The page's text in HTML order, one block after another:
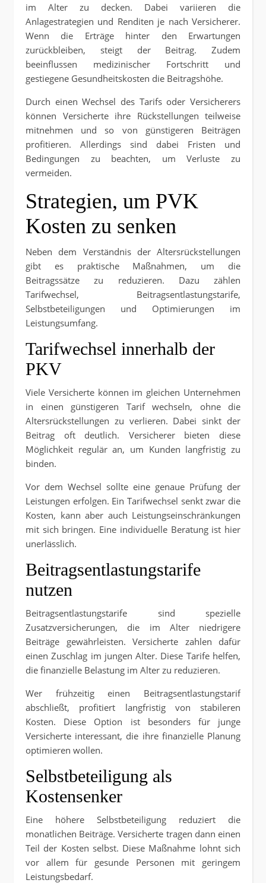
im Alter zu decken. Dabei variieren die
Anlagestrategien und Renditen je nach Versicherer.
Wenn die Erträge hinter den Erwartungen
zurückbleiben, steigt der Beitrag. Zudem
beeinflussen medizinischer Fortschritt und
gestiegene Gesundheitskosten die Beitragshöhe.
Durch einen Wechsel des Tarifs oder Versicherers
können Versicherte ihre Rückstellungen teilweise
mitnehmen und so von günstigeren Beiträgen
profitieren. Allerdings sind dabei Fristen und
Bedingungen zu beachten, um Verluste zu
vermeiden.
Strategien, um PVK
Kosten zu senken
Neben dem Verständnis der Altersrückstellungen
gibt es praktische Maßnahmen, um die
Beitragssätze zu reduzieren. Dazu zählen
Tarifwechsel, Beitragsentlastungstarife,
Selbstbeteiligungen und Optimierungen im
Leistungsumfang.
Tarifwechsel innerhalb der
PKV
Viele Versicherte können im gleichen Unternehmen
in einen günstigeren Tarif wechseln, ohne die
Altersrückstellungen zu verlieren. Dabei sinkt der
Beitrag oft deutlich. Versicherer bieten diese
Möglichkeit regulär an, um Kunden langfristig zu
binden.
Vor dem Wechsel sollte eine genaue Prüfung der
Leistungen erfolgen. Ein Tarifwechsel senkt zwar die
Kosten, kann aber auch Leistungseinschränkungen
mit sich bringen. Eine individuelle Beratung ist hier
unerlässlich.
Beitragsentlastungstarife
nutzen
Beitragsentlastungstarife sind spezielle
Zusatzversicherungen, die im Alter niedrigere
Beiträge gewährleisten. Versicherte zahlen dafür
einen Zuschlag im jungen Alter. Diese Tarife helfen,
die finanzielle Belastung im Alter zu reduzieren.
Wer frühzeitig einen Beitragsentlastungstarif
abschließt, profitiert langfristig von stabileren
Kosten. Diese Option ist besonders für junge
Versicherte interessant, die ihre finanzielle Planung
optimieren wollen.
Selbstbeteiligung als
Kostensenker
Eine höhere Selbstbeteiligung reduziert die
monatlichen Beiträge. Versicherte tragen dann einen
Teil der Kosten selbst. Diese Maßnahme lohnt sich
vor allem für gesunde Personen mit geringem
Leistungsbedarf.